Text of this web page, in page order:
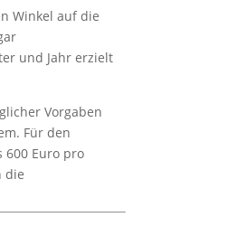
Winkel auf die
und Jahr erzielt
Vorgaben
Für den
600 Euro pro
die